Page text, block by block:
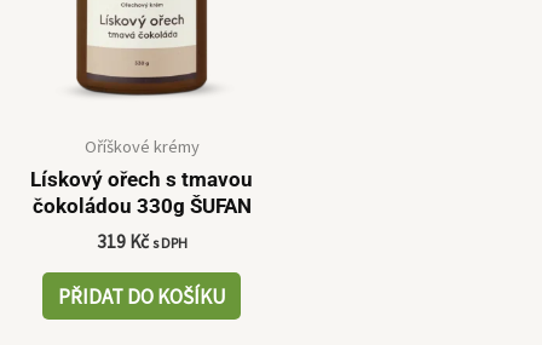
Oříškové krémy
Lískový ořech s tmavou
čokoládou 330g ŠUFAN
319 Kč s DPH
PŘIDAT DO KOŠÍKU